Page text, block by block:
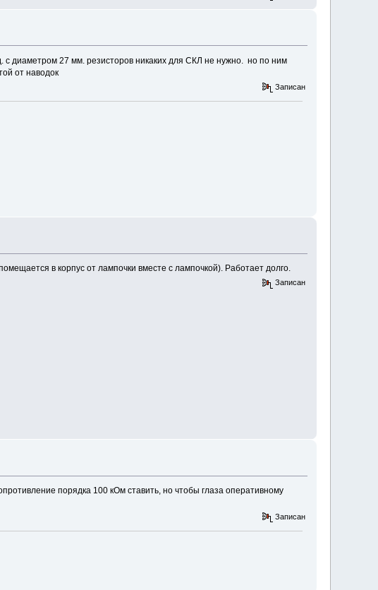
диаметром 27 мм. резисторов никаких для СКЛ не нужно. но по ним
от наводок
Записан
в корпус от лампочки вместе с лампочкой). Работает долго.
Записан
порядка 100 кОм ставить, но чтобы глаза оперативному
Записан